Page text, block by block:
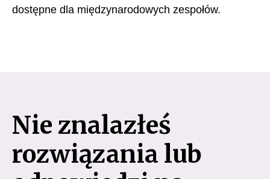
dostępne dla międzynarodowych zespołów.
Nie znalazłeś
rozwiązania lub